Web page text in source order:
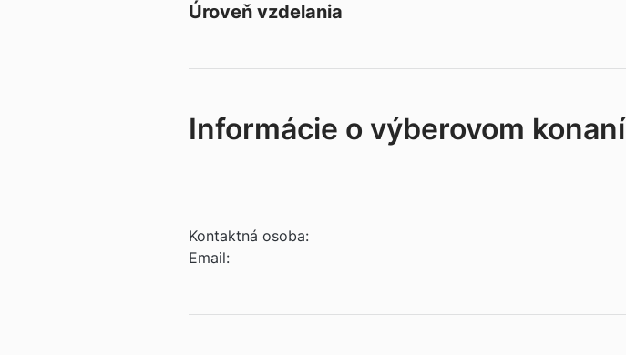
Úroveň vzdelania
Informácie o výberovom konaní
Kontaktná osoba:
Email: